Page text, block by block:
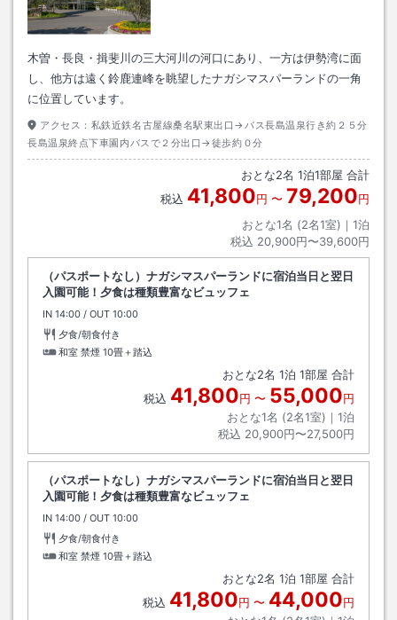
木曽・長良・揖斐川の三大河川の河口にあり、一方は伊勢湾に面
し、他方は遠く鈴鹿連峰を眺望したナガシマスパーランドの一角
に位置しています。
アクセス： 私鉄近鉄名古屋線桑名駅東出口→バス長島温泉行き約２５分
長島温泉終点下車園内バスで２分出口→徒歩約０分
おとな2名 1泊1部屋 合計
税込 41,800円 〜 79,200円
おとな1名 (2名1室)｜ 1泊
税込 20,900円〜39,600円
（パスポートなし）ナガシマスパーランドに宿泊当日と翌日
入園可能！夕食は種類豊富なビュッフェ
IN チェックイン
14:00 / OUT チェックアウト
10:00
夕食/朝食付き
和室 禁煙 10畳＋踏込
おとな2名 1泊 1部屋 合計
税込 41,800円 〜 55,000円
おとな1名 (2名1室)｜ 1泊
税込 20,900円〜27,500円
（パスポートなし）ナガシマスパーランドに宿泊当日と翌日
入園可能！夕食は種類豊富なビュッフェ
IN チェックイン
14:00 / OUT チェックアウト
10:00
夕食/朝食付き
和室 禁煙 10畳＋踏込
おとな2名 1泊 1部屋 合計
税込 41,800円 〜 44,000円